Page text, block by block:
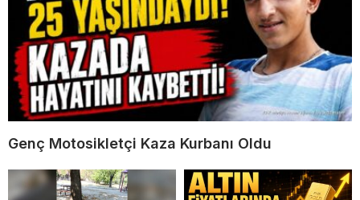
Genç Motosikletçi Kaza Kurbanı Oldu